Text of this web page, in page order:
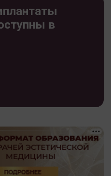
в